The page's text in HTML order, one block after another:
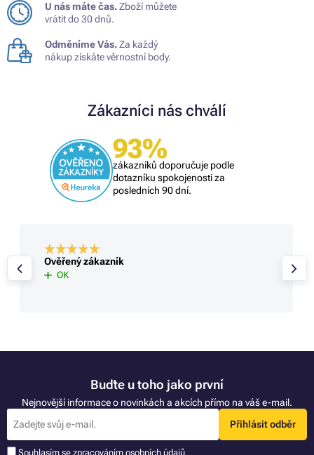
U nás máte čas.Zboží můžete
vrátit do 30 dnů.
Odměníme Vás.Za každý
nákup získáte věrnostní body.
Zákazníci nás chválí
93%
zákazníků doporučuje podle
dotazníku spokojenosti za
posledních 90 dní.
Ověřený zákazník
OK
Buďte u toho jako první
Nejnovější informace o novinkách a akcích přímo na váš e-mail.
Přihlásit odběr
Souhlasím se zpracováním osobních údajů.